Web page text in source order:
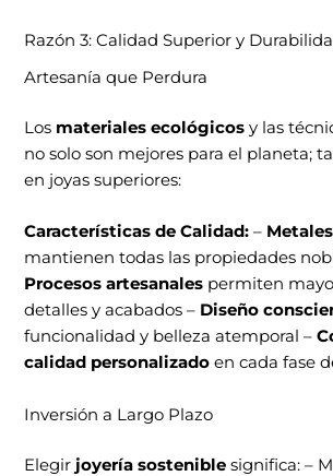
Razón 3: Calidad Superior y
Artesanía que Perdura
Los materiales ecológicos y las
no solo son mejores para el planeta;
en joyas superiores:
Características de Calidad: –
mantienen todas las propiedades
Procesos artesanales permiten
detalles y acabados – Diseño
funcionalidad y belleza atemporal –
calidad personalizado en cada fase
Inversión a Largo Plazo
Elegir joyería sostenible significa: –